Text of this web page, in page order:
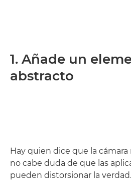
1. Añade un
abstracto
Hay quien dice que la
no cabe duda de que las
pueden distorsionar la